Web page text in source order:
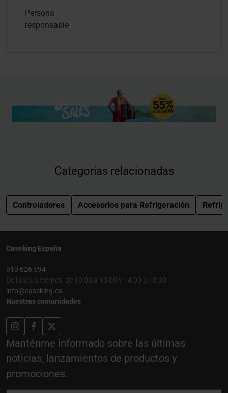
Persona
responsable
Categorías relacionadas
Controladores Accesorios para Refrigeración
Caseking España
910 626 594
De lunes a viernes, de 10:00 a 13:00 y 14:00 a 18:00
info@caseking.es
Nuestras comunidades
Manténme informado sobre las últimas
noticias, lanzamientos de productos y
promociones.